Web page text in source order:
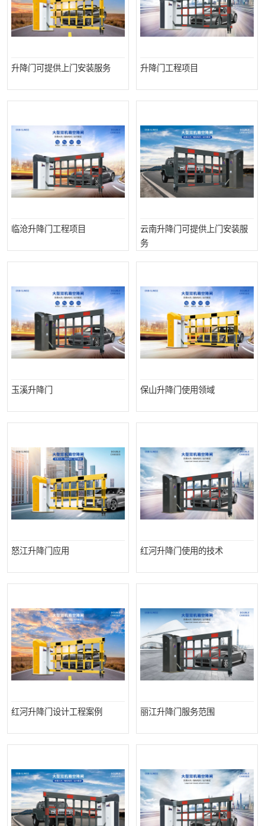
升降门可提供上门安装服务 升降门工程项目
临沧升降门工程项目
云南升降门可提供上门安装服
务
玉溪升降门 保山升降门使用领域
怒江升降门应用 红河升降门使用的技术
红河升降门设计工程案例 丽江升降门服务范围